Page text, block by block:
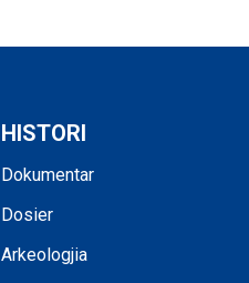
HISTORI
Dokumentar
Dosier
Arkeologjia